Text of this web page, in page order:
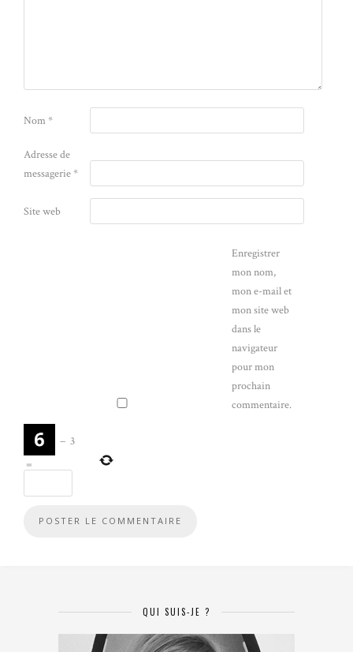
Nom*
Adresse de
messagerie*
Site web
Enregistrer
mon nom,
mon e-mail et
mon site web
dans le
navigateur
pour mon
prochain
commentaire.
− 3
=
QUI SUIS-JE ?